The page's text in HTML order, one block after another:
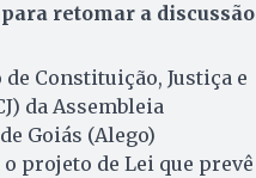
retomar a discussão
de Constituição, Justiça e
da Assembleia
Goiás (Alego)
projeto de Lei que prevê